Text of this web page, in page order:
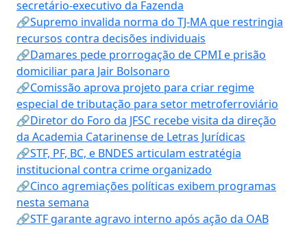
secretário-executivo da Fazenda
🔗Supremo invalida norma do TJ-MA que restringia
recursos contra decisões individuais
🔗Damares pede prorrogação de CPMI e prisão
domiciliar para Jair Bolsonaro
🔗Comissão aprova projeto para criar regime
especial de tributação para setor metroferroviário
🔗Diretor do Foro da JFSC recebe visita da direção
da Academia Catarinense de Letras Jurídicas
🔗STF, PF, BC, e BNDES articulam estratégia
institucional contra crime organizado
🔗Cinco agremiações políticas exibem programas
nesta semana
🔗STF garante agravo interno após ação da OAB